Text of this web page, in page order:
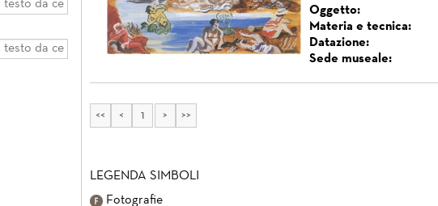
Oggetto:
Materia e tecnica:
Datazione:
Sede museale:
<< < 1 > >>
LEGENDA SIMBOLI
Fotografie